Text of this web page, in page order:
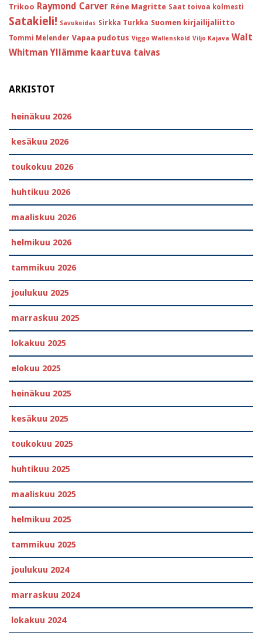
Trikoo Raymond Carver Réne Magritte Saat toivoa kolmesti
Satakieli! Savukeidas Sirkka Turkka Suomen kirjailijaliitto
Tommi Melender Vapaa pudotus Viggo Wallensköld Viljo Kajava Walt
Whitman Yllämme kaartuva taivas
ARKISTOT
heinäkuu 2026
kesäkuu 2026
toukokuu 2026
huhtikuu 2026
maaliskuu 2026
helmikuu 2026
tammikuu 2026
joulukuu 2025
marraskuu 2025
lokakuu 2025
elokuu 2025
heinäkuu 2025
kesäkuu 2025
toukokuu 2025
huhtikuu 2025
maaliskuu 2025
helmikuu 2025
tammikuu 2025
joulukuu 2024
marraskuu 2024
lokakuu 2024